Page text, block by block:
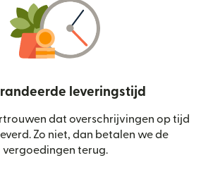
leveringstijd
dat overschrijvingen op tijd
Zo niet, dan betalen we de
vergoedingen terug.